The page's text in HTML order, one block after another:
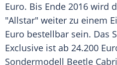
Euro. Bis Ende 2016 wird
"Allstar" weiter zu einem
Euro bestellbar sein. Das
Exclusive ist ab 24.200
Sondermodell Beetle